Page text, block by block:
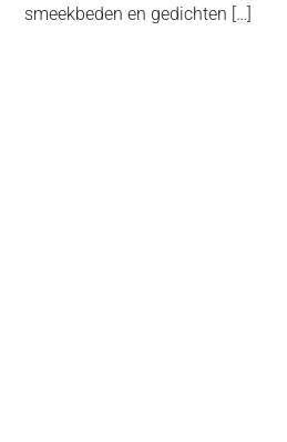
smeekbeden en gedichten […]